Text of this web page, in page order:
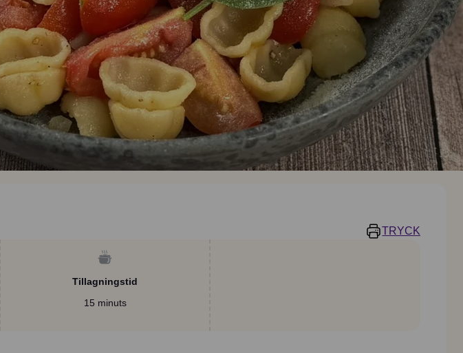
TRYCK
Tillagningstid
15 minuts